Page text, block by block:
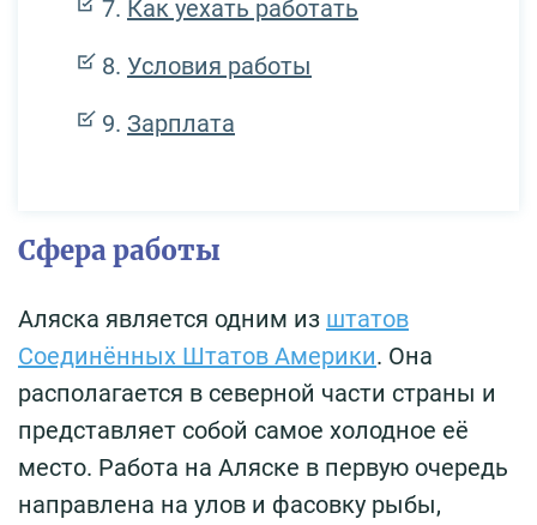
Как уехать работать
Условия работы
Зарплата
Сфера работы
Аляска является одним из штатов
Соединённых Штатов Америки. Она
располагается в северной части страны и
представляет собой самое холодное её
место. Работа на Аляске в первую очередь
направлена на улов и фасовку рыбы,